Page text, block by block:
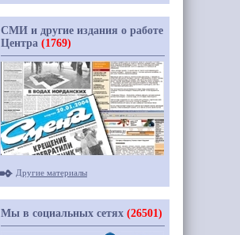
СМИ и другие издания о работе
Центра (1769)
Другие материалы
Мы в социальных сетях (26501)